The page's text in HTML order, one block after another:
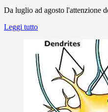
Da luglio ad agosto l'attenzione
Leggi tutto